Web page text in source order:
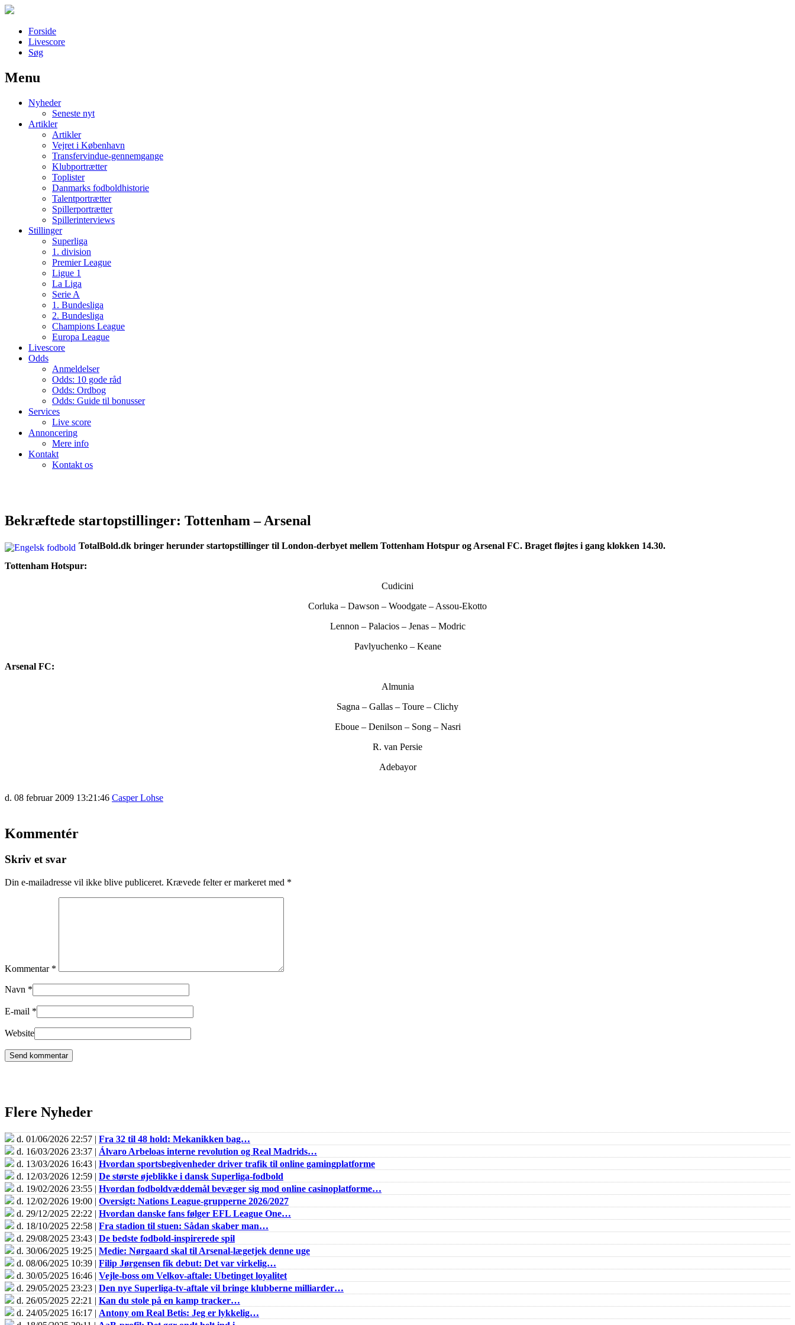
Forside
Livescore
Søg
Наши партнеры
лучшие займы
Menu
Nyheder
Seneste nyt
Artikler
Artikler
Vejret i København
Transfervindue-gennemgange
Klubportrætter
Toplister
Danmarks fodboldhistorie
Talentportrætter
Spillerportrætter
Spillerinterviews
Stillinger
Superliga
1. division
Premier League
Ligue 1
La Liga
Serie A
1. Bundesliga
2. Bundesliga
Champions League
Europa League
Livescore
Odds
Anmeldelser
Odds: 10 gode råd
Odds: Ordbog
Odds: Guide til bonusser
Services
Live score
Annoncering
Mere info
Kontakt
Kontakt os
Bekræftede startopstillinger: Tottenham – Arsenal
TotalBold.dk bringer herunder startopstillinger til London-derbyet mellem Tottenham Hotspur og Arsenal FC. Braget fløjtes i gang klokken 14.30.
Tottenham Hotspur:
Cudicini
Corluka – Dawson – Woodgate – Assou-Ekotto
Lennon – Palacios – Jenas – Modric
Pavlyuchenko – Keane
Arsenal FC:
Almunia
Sagna – Gallas – Toure – Clichy
Eboue – Denilson – Song – Nasri
R. van Persie
Adebayor
d. 08 februar 2009 13:21:46 Casper Lohse
Kommentér
Skriv et svar
Din e-mailadresse vil ikke blive publiceret. Krævede felter er markeret med *
Kommentar *
Navn *
E-mail *
Website
Flere Nyheder
d. 01/06/2026 22:57 | Fra 32 til 48 hold: Mekanikken bag…
d. 16/03/2026 23:37 | Álvaro Arbeloas interne revolution og Real Madrids…
d. 13/03/2026 16:43 | Hvordan sportsbegivenheder driver trafik til online gamingplatforme
d. 12/03/2026 12:59 | De største øjeblikke i dansk Superliga-fodbold
d. 19/02/2026 23:55 | Hvordan fodboldvæddemål bevæger sig mod online casinoplatforme…
d. 12/02/2026 19:00 | Oversigt: Nations League-grupperne 2026/2027
d. 29/12/2025 22:22 | Hvordan danske fans følger EFL League One…
d. 18/10/2025 22:58 | Fra stadion til stuen: Sådan skaber man…
d. 29/08/2025 23:43 | De bedste fodbold-inspirerede spil
d. 30/06/2025 19:25 | Medie: Nørgaard skal til Arsenal-lægetjek denne uge
d. 08/06/2025 10:39 | Filip Jørgensen fik debut: Det var virkelig…
d. 30/05/2025 16:46 | Vejle-boss om Velkov-aftale: Ubetinget loyalitet
d. 29/05/2025 23:23 | Den nye Superliga-tv-aftale vil bringe klubberne milliarder…
d. 26/05/2025 22:21 | Kan du stole på en kamp tracker…
d. 24/05/2025 16:17 | Antony om Real Betis: Jeg er lykkelig…